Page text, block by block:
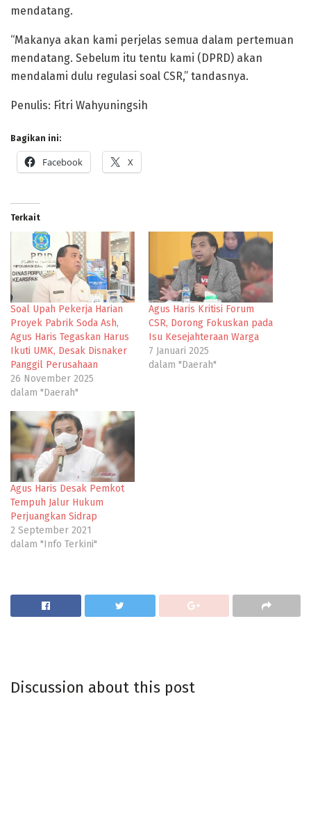
mendatang.
“Makanya akan kami perjelas semua dalam pertemuan
mendatang. Sebelum itu tentu kami (DPRD) akan
mendalami dulu regulasi soal CSR,” tandasnya.
Penulis: Fitri Wahyuningsih
Bagikan ini:
Facebook X
Terkait
Soal Upah Pekerja Harian
Proyek Pabrik Soda Ash,
Agus Haris Tegaskan Harus
Ikuti UMK, Desak Disnaker
Panggil Perusahaan
26 November 2025
dalam "Daerah"
Agus Haris Kritisi Forum
CSR, Dorong Fokuskan pada
Isu Kesejahteraan Warga
7 Januari 2025
dalam "Daerah"
Agus Haris Desak Pemkot
Tempuh Jalur Hukum
Perjuangkan Sidrap
2 September 2021
dalam "Info Terkini"
Discussion about this post